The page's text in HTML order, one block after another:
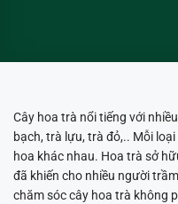
Cây hoa trà nổi tiếng với
bạch, trà lựu, trà đỏ,.. Mỗi
hoa khác nhau. Hoa trà sở
đã khiến cho nhiều người
chăm sóc cây hoa trà không